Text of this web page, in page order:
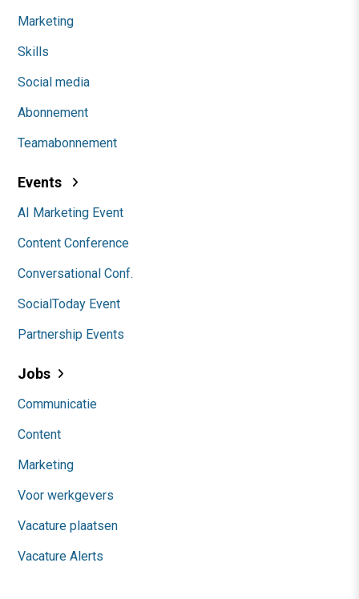
Marketing
Skills
Social media
Abonnement
Teamabonnement
Events
AI Marketing Event
Content Conference
Conversational Conf.
SocialToday Event
Partnership Events
Jobs
Communicatie
Content
Marketing
Voor werkgevers
Vacature plaatsen
Vacature Alerts